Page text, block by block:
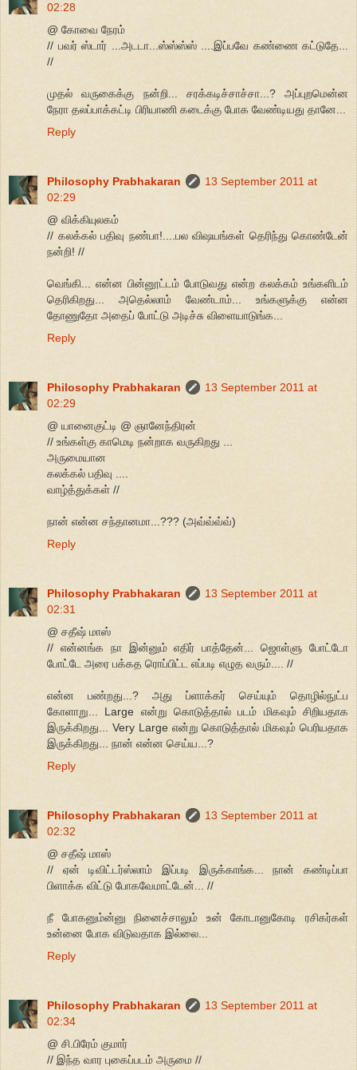
02:28
@ கோவை நேரம்
// பவர் ஸ்டார் ...அடடா...ஸ்ஸ்ஸ்ஸ் ....இப்பவே கண்ணை கட்டுதே...
//
முதல் வருகைக்கு நன்றி... சரக்கடிச்சாச்சா...? அப்புறமென்ன
நேரா தலப்பாக்கட்டி பிரியாணி கடைக்கு போக வேண்டியது தானே...
Reply
Philosophy Prabhakaran
13 September 2011 at
02:29
@ விக்கியுலகம்
// கலக்கல் பதிவு நண்பா!....பல விஷயங்கள் தெரிந்து கொண்டேன்
நன்றி! //
வெங்கி... என்ன பின்னூட்டம் போடுவது என்ற கலக்கம் உங்களிடம்
தெரிகிறது... அதெல்லாம் வேண்டாம்... உங்களுக்கு என்ன
தோணுதோ அதைப் போட்டு அடிச்சு விளையாடுங்க...
Reply
Philosophy Prabhakaran
13 September 2011 at
02:29
@ யானைகுட்டி @ ஞானேந்திரன்
// உங்கள்கு காமெடி நன்றாக வருகிறது ...
அருமையான
கலக்கல் பதிவு ....
வாழ்த்துக்கள் //
நான் என்ன சந்தானமா...??? (அவ்வ்வ்வ்)
Reply
Philosophy Prabhakaran
13 September 2011 at
02:31
@ சதீஷ் மாஸ்
// என்னங்க நா இன்னும் எதிர் பாத்தேன்... ஜொள்ளு போட்டோ
போட்டே அரை பக்கத ரொப்பிட்ட எப்படி எழுத வரும்.... //
என்ன பண்றது...? அது ப்ளாக்கர் செய்யும் தொழில்நுட்ப
கோளாறு... Large என்று கொடுத்தால் படம் மிகவும் சிறியதாக
இருக்கிறது... Very Large என்று கொடுத்தால் மிகவும் பெரியதாக
இருக்கிறது... நான் என்ன செய்ய...?
Reply
Philosophy Prabhakaran
13 September 2011 at
02:32
@ சதீஷ் மாஸ்
// ஏன் டிவிட்டர்ஸ்லாம் இப்படி இருக்காங்க... நான் கண்டிப்பா
பிளாக்க விட்டு போகவேமாட்டேன்... //
நீ போகனும்ன்னு நினைச்சாலும் உன் கோடானுகோடி ரசிகர்கள்
உன்னை போக விடுவதாக இல்லை...
Reply
Philosophy Prabhakaran
13 September 2011 at
02:34
@ சி.பிரேம் குமார்
// இந்த வார புகைப்படம் அருமை //